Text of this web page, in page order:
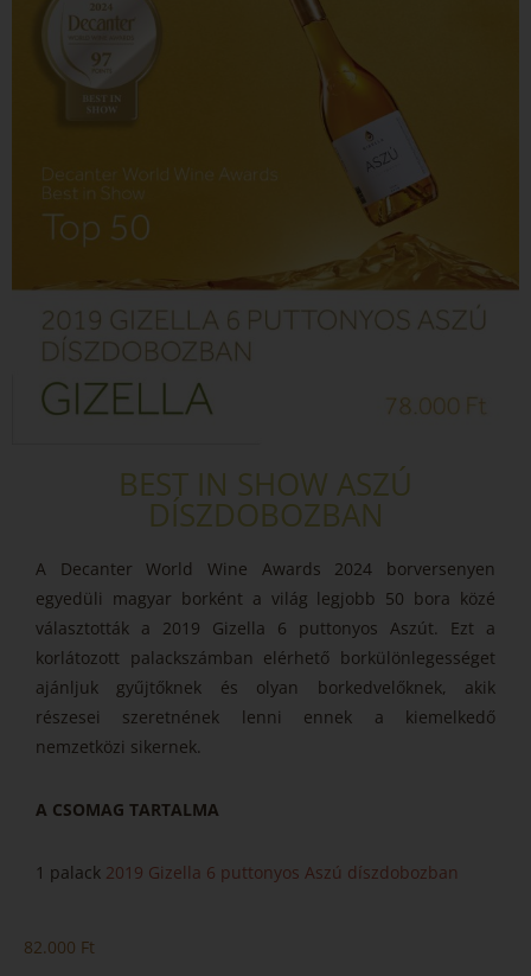
BEST IN SHOW ASZÚ
DÍSZDOBOZBAN
A Decanter World Wine Awards 2024 borversenyen
egyedüli magyar borként a világ legjobb 50 bora közé
választották a 2019 Gizella 6 puttonyos Aszút. Ezt a
korlátozott palackszámban elérhető borkülönlegességet
ajánljuk gyűjtőknek és olyan borkedvelőknek, akik
részesei szeretnének lenni ennek a kiemelkedő
nemzetközi sikernek.
A CSOMAG TARTALMA
1 palack 2019 Gizella 6 puttonyos Aszú díszdobozban
82.000 Ft